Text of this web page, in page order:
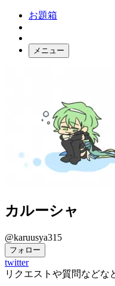
お題箱
メニュー
カルーシャ
@karuusya315
フォロー
twitter
リクエストや質問などな